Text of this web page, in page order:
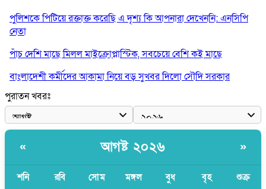
পুলিশকে পিটিয়ে রক্তাক্ত করেছি এ দৃশ্য কি আপনারা দেখেননি: এনসিপি
নেতা
পাঁচ দেশি মাছে মিলল মাইক্রোপ্লাস্টিক, সবচেয়ে বেশি কই মাছে
বাংলাদেশী কর্মীদের আকামা নিয়ে বড় সুখবর দিলো সৌদি সরকার
ভারতের পূর্ব সীমান্তে এখন ‘আরেকটি পাকিস্তান’ গড়ে উঠেছে: সজীব
ওয়াজেদ জয়
যে ডকুমেন্টারিতে আবু সাঈদের ছবি নেই, সেটা কোনো ডকুমেন্টারি নয়:
ভারপ্রাপ্ত রাষ্ট্রপতি
পুরাতন খবরঃ
« আগষ্ট ২০২৬ »
শনি রবি সোম মঙ্গল বুধ বৃহ শুক্র